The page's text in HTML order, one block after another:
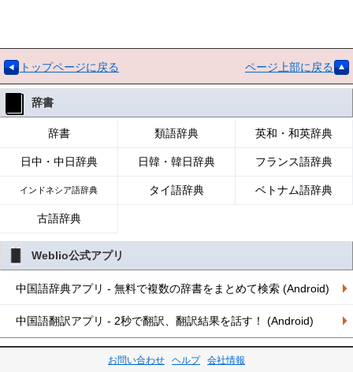
トップページに戻る ページ上部に戻る
辞書
辞書 類語辞典 英和・和英辞典
日中・中日辞典 日韓・韓日辞典 フランス語辞典
インドネシア語辞典 タイ語辞典 ベトナム語辞典
古語辞典
Weblio公式アプリ
中国語辞典アプリ - 無料で複数の辞書をまとめて検索 (Android)
中国語翻訳アプリ - 2秒で翻訳、翻訳結果を話す！ (Android)
お問い合わせ ヘルプ 会社情報